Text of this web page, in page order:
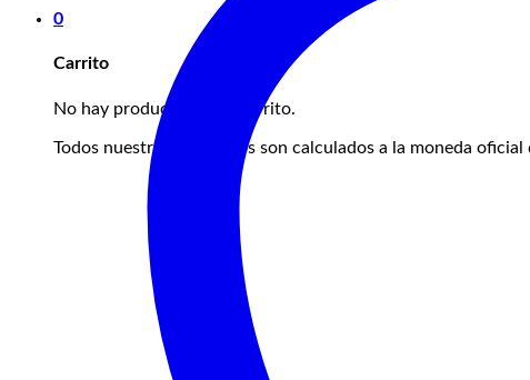
0
Carrito
No hay productos en el carrito.
Todos nuestros productos son calculados a la moneda oficial